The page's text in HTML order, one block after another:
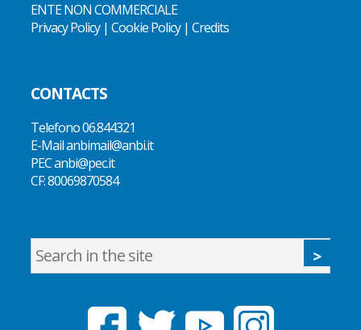
ENTE NON COMMERCIALE
Privacy Policy| Cookie Policy| Credits
CONTACTS
Telefono06.844321
E-Mailanbimail@anbi.it
PEC anbi@pec.it
CF:80069870584